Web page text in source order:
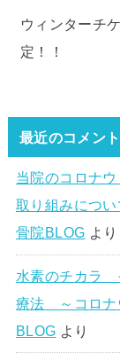
ウィンターチ
定！！
最近のコメント
当院のコロナ
取り組みにつ
骨院BLOG より
水素のチカラ
療法 ～コロナ
BLOG より